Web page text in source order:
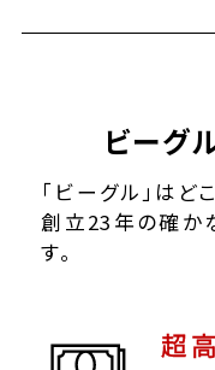
ビーグ
「ビーグル」はど
創立23年の確か
す。
超